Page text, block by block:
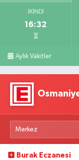
İKINDI
16:32
Aylık Vakitler
Burak Eczanesi